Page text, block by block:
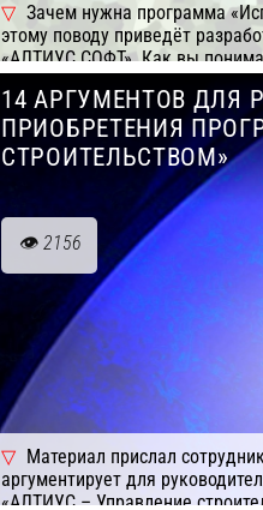
Зачем нужна программа
этому поводу приведёт
«АЛТИУС СОФТ». Как вы
говорит о заложенном
Подробнее Компания:
14 АРГУМЕНТОВ ДЛЯ
ПРИОБРЕТЕНИЯ
СТРОИТЕЛЬСТВОМ»
2156
Материал прислал
аргументирует для
«АЛТИУС – Управление